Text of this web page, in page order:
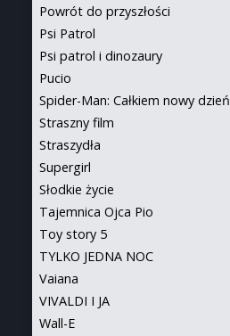
Powrót do przyszłości
Psi Patrol
Psi patrol i dinozaury
Pucio
Spider-Man: Całkiem nowy dzień
Straszny film
Straszydła
Supergirl
Słodkie życie
Tajemnica Ojca Pio
Toy story 5
TYLKO JEDNA NOC
Vaiana
VIVALDI I JA
Wall-E